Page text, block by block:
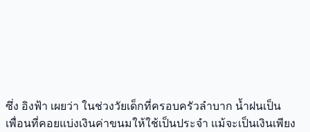
ซึ่ง อิงฟ้า เผยว่า ในช่วงวัยเด็กที่ครอบครัวลำบาก น้ำฝนเป็น
เพื่อนที่คอยแบ่งเงินค่าขนมให้ใช้เป็นประจำ แม้จะเป็นเงินเพียง